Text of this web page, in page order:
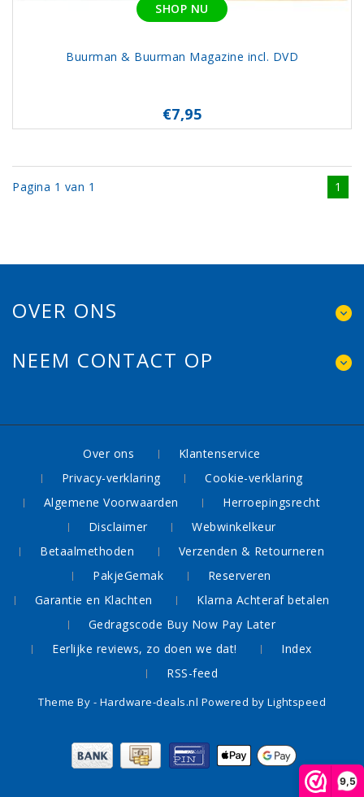
9,5
SHOP NU
Buurman & Buurman Magazine incl. DVD
€7,95
Pagina 1 van 1 1
OVER ONS
NEEM CONTACT OP
Over ons
Klantenservice
Privacy-verklaring
Cookie-verklaring
Algemene Voorwaarden
Herroepingsrecht
Disclaimer
Webwinkelkeur
Betaalmethoden
Verzenden & Retourneren
PakjeGemak
Reserveren
Garantie en Klachten
Klarna Achteraf betalen
Gedragscode Buy Now Pay Later
Eerlijke reviews, zo doen we dat!
Index
RSS-feed
Theme By - Hardware-deals.nl Powered by Lightspeed